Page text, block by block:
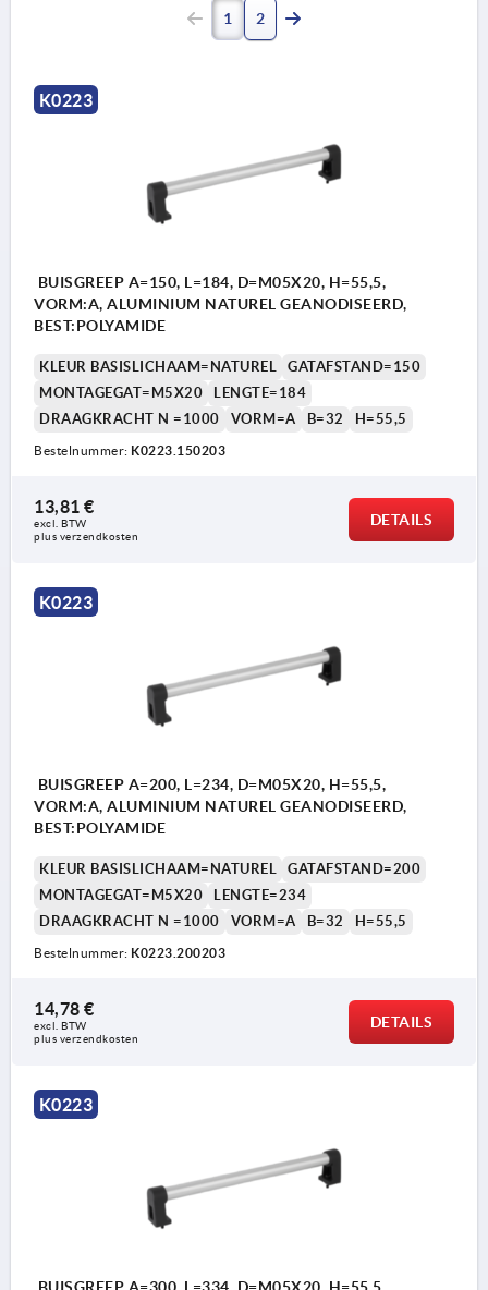
1 2
K0223
BUISGREEP A=150, L=184, D=M05X20, H=55,5,
VORM:A, ALUMINIUM NATUREL GEANODISEERD,
BEST:POLYAMIDE
KLEUR BASISLICHAAM=NATUREL
GATAFSTAND=150
MONTAGEGAT=M5X20
LENGTE=184
DRAAGKRACHT N =1000
VORM=A B=32 H=55,5
Bestelnummer: K0223.150203
13,81 €
excl. BTW
plus verzendkosten
DETAILS
K0223
BUISGREEP A=200, L=234, D=M05X20, H=55,5,
VORM:A, ALUMINIUM NATUREL GEANODISEERD,
BEST:POLYAMIDE
KLEUR BASISLICHAAM=NATUREL
GATAFSTAND=200
MONTAGEGAT=M5X20
LENGTE=234
DRAAGKRACHT N =1000
VORM=A B=32 H=55,5
Bestelnummer: K0223.200203
14,78 €
excl. BTW
plus verzendkosten
DETAILS
K0223